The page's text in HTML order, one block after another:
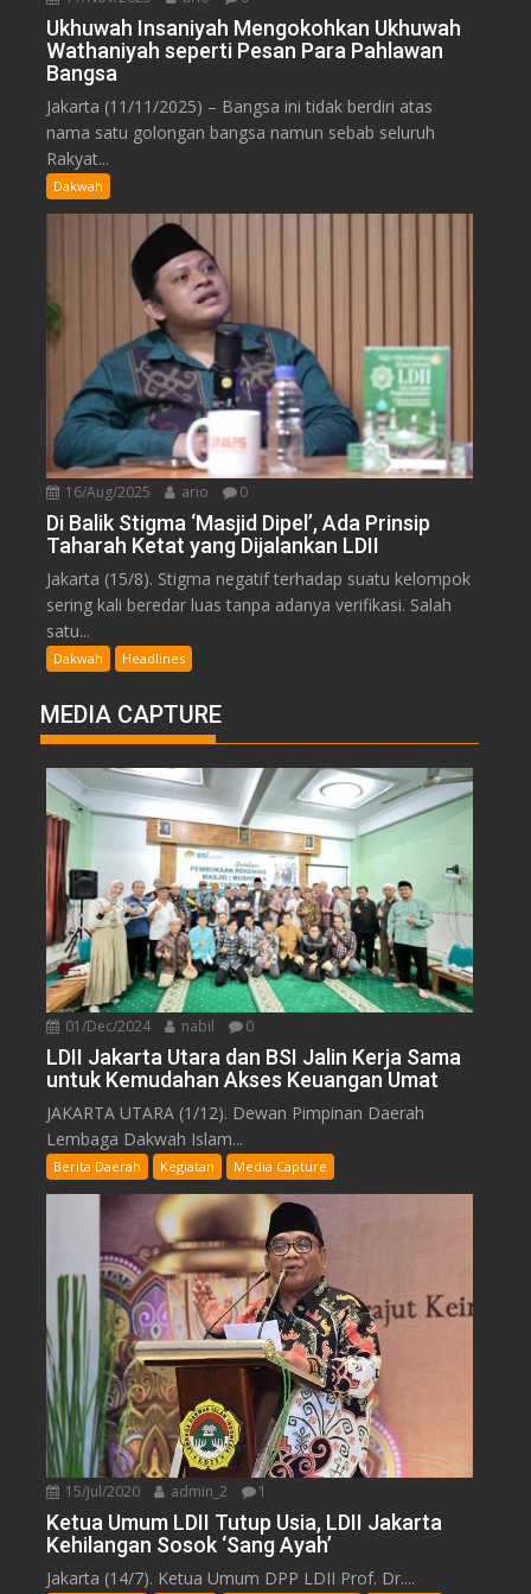
Ukhuwah Insaniyah Mengokohkan Ukhuwah
Wathaniyah seperti Pesan Para Pahlawan
Bangsa
Jakarta (11/11/2025) – Bangsa ini tidak berdiri atas
nama satu golongan bangsa namun sebab seluruh
Rakyat...
Dakwah
16/Aug/2025 ario 0
Di Balik Stigma ‘Masjid Dipel’, Ada Prinsip
Taharah Ketat yang Dijalankan LDII
Jakarta (15/8). Stigma negatif terhadap suatu kelompok
sering kali beredar luas tanpa adanya verifikasi. Salah
satu...
Dakwah Headlines
MEDIA CAPTURE
01/Dec/2024 nabil 0
LDII Jakarta Utara dan BSI Jalin Kerja Sama
untuk Kemudahan Akses Keuangan Umat
JAKARTA UTARA (1/12). Dewan Pimpinan Daerah
Lembaga Dakwah Islam...
Berita Daerah Kegiatan Media Capture
15/Jul/2020 admin_2 1
Ketua Umum LDII Tutup Usia, LDII Jakarta
Kehilangan Sosok ‘Sang Ayah’
Jakarta (14/7). Ketua Umum DPP LDII Prof. Dr....